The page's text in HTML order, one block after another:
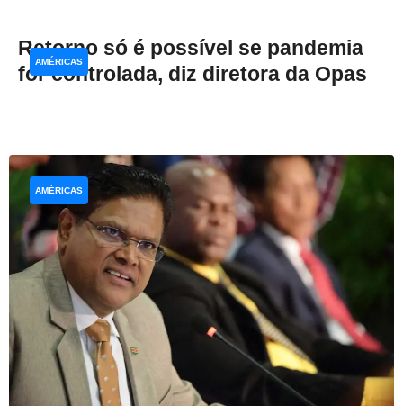
Retorno só é possível se pandemia
for controlada, diz diretora da Opas
AMÉRICAS
AMÉRICAS